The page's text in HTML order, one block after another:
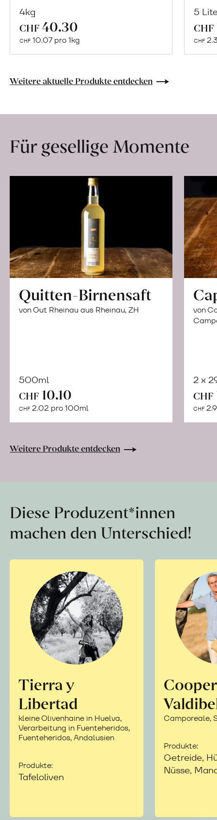
4kg
CHF 40.30
CHF 10.07 pro 1kg
Naturbelassene
Lebensmittel
Hof
erfahren
5
CHF
CHF
Weitere aktuelle Produkte entdecken
Für gesellige Momente
Quitten-Birnensaft
von Gut Rheinau aus Rheinau, ZH
500ml
CHF 10.10
CHF 2.02 pro 100ml
Warenkorb
von
2 x
CHF
CHF
Weitere Produkte entdecken
Diese Produzent*innen
machen den Unterschied!
Tierra y
Libertad
kleine Olivenhaine in Huelva,
Verarbeitung in Fuenteheridos,
Fuenteheridos, Andalusien
Produkte:
Tafeloliven
Camporeale,
Produkte:
Getreide,
Nüsse,